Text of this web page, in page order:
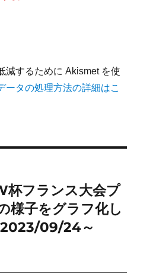
減するために Akismet を使
ータの処理方法の詳細はこ
フランス大会プ
様子をグラフ化し
09/24～